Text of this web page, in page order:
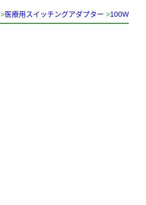
>医療用スイッチングアダプター >100W